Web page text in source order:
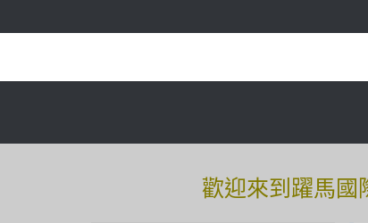
歡迎來到躍馬